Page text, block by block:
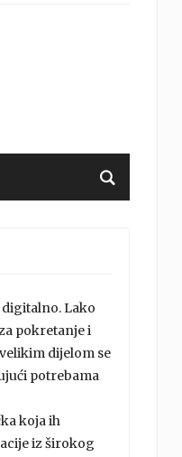
Lako
pokretanje i
dijelom se
potrebama
koja ih
iz širokog